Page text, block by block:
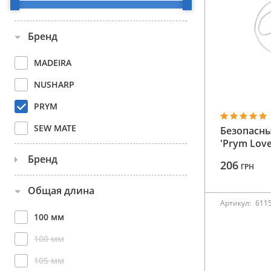
Аксессуары
Бренды
Бренд
MADEIRA
NUSHARP
PRYM
SEW MATE
Бренд
610520
Общая длина
100 мм
100 мм
105 мм
'Prym
206 ГРН
Артикул: